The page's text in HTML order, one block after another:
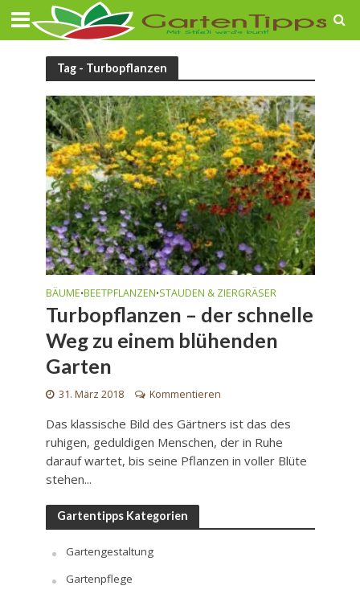
Tag - Turbopflanzen
BÄUME•BEETPFLANZEN•STAUDEN & ZIERGRÄSER
Turbopflanzen – der schnelle
Weg zu einem blühenden
Garten
31. März 2018 Kommentieren
Das klassische Bild des Gärtners ist das des
ruhigen, geduldigen Menschen, der in Ruhe
darauf wartet, bis seine Pflanzen in voller Blüte
stehen...
Gartentipps Kategorien
Gartengestaltung
Gartenpflege